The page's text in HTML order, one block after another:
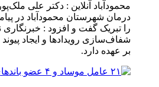
محمودآباد آنلاین : دکتر علی
درمان شهرستان محمودآباد در
را تبریک گفت و افزود :
شفاف‌سازی رویدادها و ایجاد پیوند
بر عهده دارد.